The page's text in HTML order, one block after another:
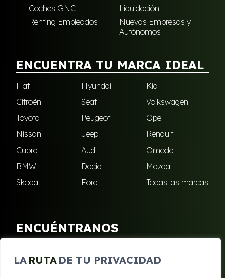
LA RUTA DE TU PRIVACIDAD
Coches GNC
Liquidación
Renting Empleados
Nuevas Empresas y
Autónomos
ENCUENTRA TU MARCA IDEAL
Fiat Hyundai
Kia
Citroën
Seat
Volkswagen
Toyota
Peugeot
Opel
Nissan
Jeep
Renault
Cupra
Audi
Omoda
BMW
Dacia
Mazda
Skoda
Ford Todas las marcas
ENCUÉNTRANOS
Sangonera Verde
Santa Cruz